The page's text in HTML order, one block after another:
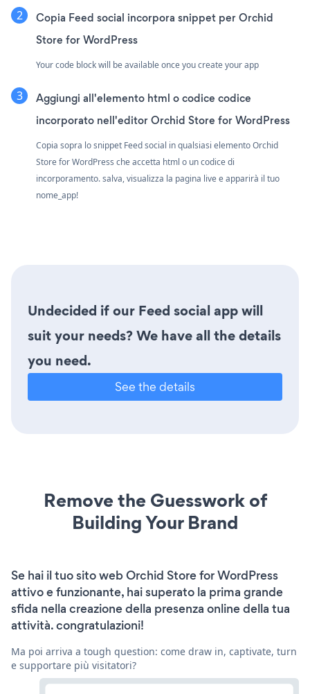
Copia Feed social incorpora snippet per Orchid
Store for WordPress
Your code block will be available once you create your app
Aggiungi all'elemento html o codice codice
incorporato nell'editor Orchid Store for WordPress
Copia sopra lo snippet Feed social in qualsiasi elemento Orchid
Store for WordPress che accetta html o un codice di
incorporamento. salva, visualizza la pagina live e apparirà il tuo
nome_app!
Undecided if our Feed social app will
suit your needs? We have all the details
you need.
See the details
Remove the Guesswork of
Building Your Brand
Se hai il tuo sito web Orchid Store for WordPress
attivo e funzionante, hai superato la prima grande
sfida nella creazione della presenza online della tua
attività. congratulazioni!
Ma poi arriva a tough question: come draw in, captivate, turn
e supportare più visitatori?